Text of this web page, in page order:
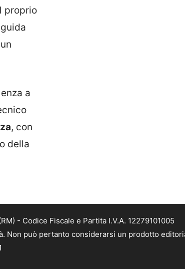
proprio
a
, con
della
- Codice Fiscale e Partita I.V.A. 12279101005
Non può pertanto considerarsi un prodotto